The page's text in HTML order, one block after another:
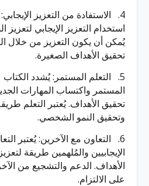
4. الاستفادة من التعزيز
استخدام التعزيز الإيجابي لتعزيز
يُمكن أن يكون التعزيز من خلال
تحقيق الأهداف الصغيرة.
5. التعلم المستمر: يُشدد الكتاب
المستمر واكتساب المهارات
تحقيق الأهداف. يُعتبر التعلم
وتحقيق النمو الشخصي.
6. التعاون مع الآخرين: يُعتبر
الإيجابيين والمُلهمين طريقة
الأهداف. الدعم والتشجيع من
على الالتزام.